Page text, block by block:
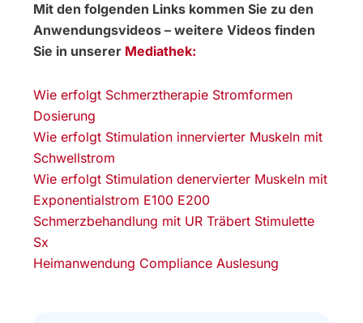
Mit den folgenden Links kommen Sie zu den
Anwendungsvideos – weitere Videos finden
Sie in unserer Mediathek:
Wie erfolgt Schmerztherapie Stromformen
Dosierung
Wie erfolgt Stimulation innervierter Muskeln mit
Schwellstrom
Wie erfolgt Stimulation denervierter Muskeln mit
Exponentialstrom E100 E200
Schmerzbehandlung mit UR Träbert Stimulette
Sx
Heimanwendung Compliance Auslesung